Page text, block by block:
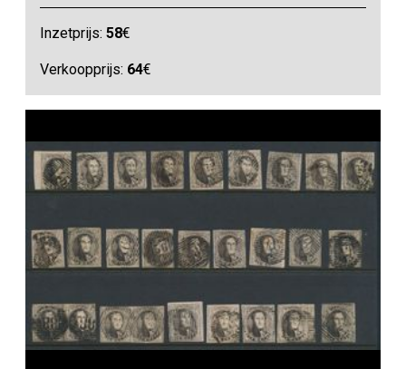
Inzetprijs:58€
Verkoopprijs: 64€